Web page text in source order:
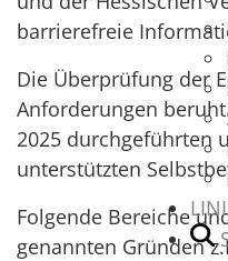
barrierefreie
Die Überprüfung der
Anforderungen
2025 durchgeführten
unterstützten
Folgende Bereiche
genannten Gründen